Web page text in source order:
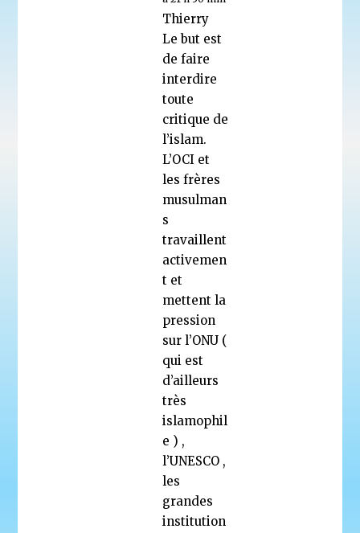
Thierry
Le but est
de faire
interdire
toute
critique de
l’islam.
L’OCI et
les frères
musulman
s
travaillent
activemen
t et
mettent la
pression
sur l’ONU (
qui est
d’ailleurs
très
islamophil
e ) ,
l’UNESCO ,
les
grandes
institution